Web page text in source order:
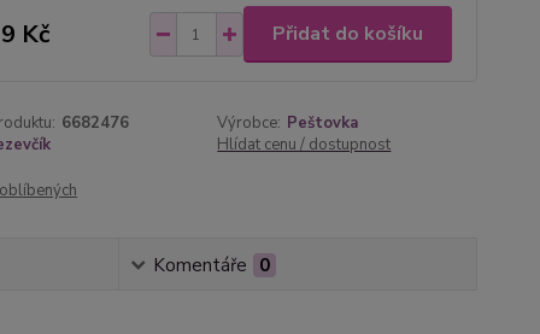
Kč Přidat do košíku
6682476 Výrobce: Peštovka
Hlídat cenu / dostupnost
Komentáře 0